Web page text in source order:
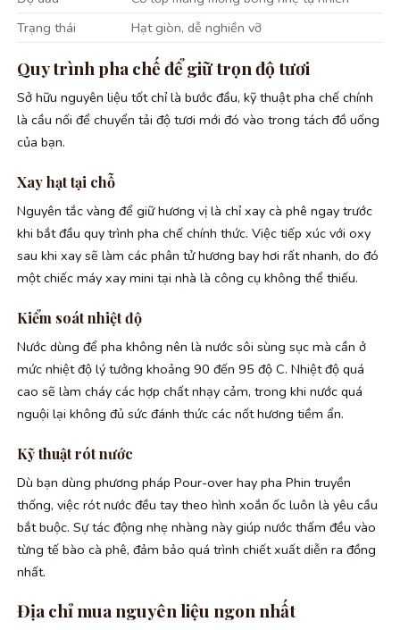
Trạng thái
Hạt giòn, dễ nghiền vỡ
Quy trình pha chế để giữ trọn độ tươi
Sở hữu nguyên liệu tốt chỉ là bước đầu, kỹ thuật pha chế chính
là cầu nối để chuyển tải độ tươi mới đó vào trong tách đồ uống
của bạn.
Xay hạt tại chỗ
Nguyên tắc vàng để giữ hương vị là chỉ xay cà phê ngay trước
khi bắt đầu quy trình pha chế chính thức. Việc tiếp xúc với oxy
sau khi xay sẽ làm các phân tử hương bay hơi rất nhanh, do đó
một chiếc máy xay mini tại nhà là công cụ không thể thiếu.
Kiểm soát nhiệt độ
Nước dùng để pha không nên là nước sôi sùng sục mà cần ở
mức nhiệt độ lý tưởng khoảng 90 đến 95 độ C. Nhiệt độ quá
cao sẽ làm cháy các hợp chất nhạy cảm, trong khi nước quá
nguội lại không đủ sức đánh thức các nốt hương tiềm ẩn.
Kỹ thuật rót nước
Dù bạn dùng phương pháp Pour-over hay pha Phin truyền
thống, việc rót nước đều tay theo hình xoắn ốc luôn là yêu cầu
bắt buộc. Sự tác động nhẹ nhàng này giúp nước thấm đều vào
từng tế bào cà phê, đảm bảo quá trình chiết xuất diễn ra đồng
nhất.
Địa chỉ mua nguyên liệu ngon nhất